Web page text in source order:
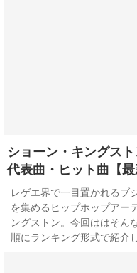
ショーン・キングス
代表曲・ヒット曲【最
レゲエ界で一目置かれるブ
を集めるヒップホップアー
ングストン。今回ははそん
順にランキング形式で紹介